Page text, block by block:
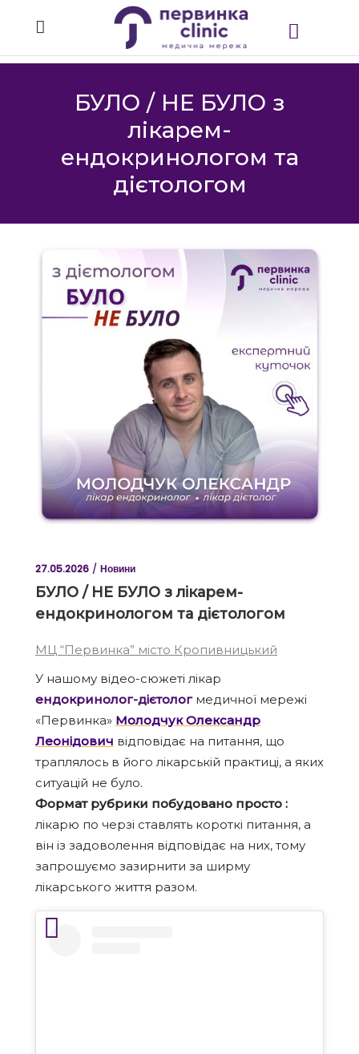
БУЛО / НЕ БУЛО з
лікарем-
ендокринологом та
дієтологом
27.05.2026 Новини
БУЛО / НЕ БУЛО з лікарем-
ендокринологом та дієтологом
МЦ “Первинка” місто Кропивницький
У нашому відео-сюжеті лікар
ендокринолог-дієтологмедичної мережі
«Первинка» Молодчук Олександр
Леонідович відповідає на питання, що
траплялось в його лікарській практиці, а яких
ситуацій не було.
Формат рубрики побудовано просто :
лікарю по черзі ставлять короткі питання, а
він із задоволення відповідає на них, тому
запрошуємо зазирнити за ширму
лікарського життя разом.